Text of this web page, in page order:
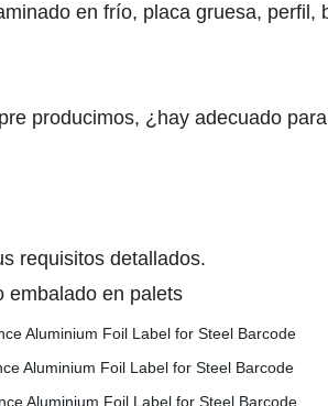
en frío, placa gruesa,
producimos, ¿hay adecuado
requisitos detallados.
embalado en palets